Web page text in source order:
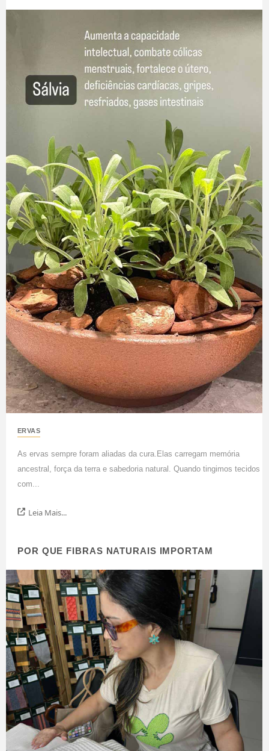
ERVAS
As ervas sempre foram aliadas da cura.Elas carregam memória
ancestral, força da terra e sabedoria natural. Quando tingimos tecidos
com...
Leia Mais...
POR QUE FIBRAS NATURAIS IMPORTAM